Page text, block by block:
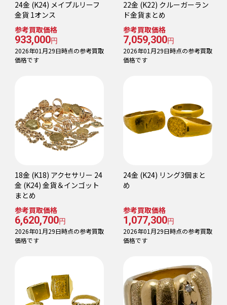
24金 (K24) メイプルリーフ
金貨 1オンス
参考買取価格
933,000円
2026年01月29日時点の参考買取
価格です
22金 (K22) クルーガーラン
ド金貨まとめ
参考買取価格
7,059,300円
2026年01月29日時点の参考買取
価格です
18金 (K18) アクセサリー 24
金 (K24) 金貨＆インゴット
まとめ
参考買取価格
6,620,700円
2026年01月29日時点の参考買取
価格です
24金 (K24) リング3個まと
め
参考買取価格
1,077,300円
2026年01月29日時点の参考買取
価格です